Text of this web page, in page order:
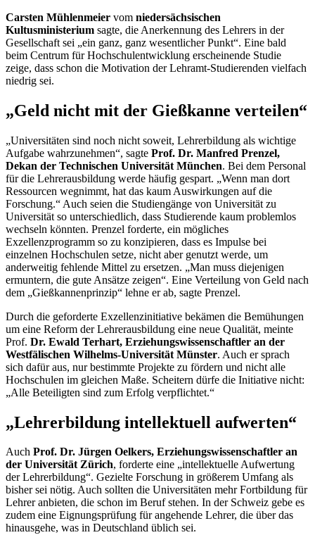
Carsten Mühlenmeier vom niedersächsischen
Kultusministerium sagte, die Anerkennung des Lehrers in der
Gesellschaft sei „ein ganz, ganz wesentlicher Punkt“. Eine bald
beim Centrum für Hochschulentwicklung erscheinende Studie
zeige, dass schon die Motivation der Lehramt-Studierenden vielfach
niedrig sei.
„Geld nicht mit der Gießkanne verteilen“
„Universitäten sind noch nicht soweit, Lehrerbildung als wichtige
Aufgabe wahrzunehmen“, sagte Prof. Dr. Manfred Prenzel,
Dekan der Technischen Universität München. Bei dem Personal
für die Lehrerausbildung werde häufig gespart. „Wenn man dort
Ressourcen wegnimmt, hat das kaum Auswirkungen auf die
Forschung.“ Auch seien die Studiengänge von Universität zu
Universität so unterschiedlich, dass Studierende kaum problemlos
wechseln könnten. Prenzel forderte, ein mögliches
Exzellenzprogramm so zu konzipieren, dass es Impulse bei
einzelnen Hochschulen setze, nicht aber genutzt werde, um
anderweitig fehlende Mittel zu ersetzen. „Man muss diejenigen
ermuntern, die gute Ansätze zeigen“. Eine Verteilung von Geld nach
dem „Gießkannenprinzip“ lehne er ab, sagte Prenzel.
Durch die geforderte Exzellenzinitiative bekämen die Bemühungen
um eine Reform der Lehrerausbildung eine neue Qualität, meinte
Prof. Dr. Ewald Terhart, Erziehungswissenschaftler an der
Westfälischen Wilhelms-Universität Münster. Auch er sprach
sich dafür aus, nur bestimmte Projekte zu fördern und nicht alle
Hochschulen im gleichen Maße. Scheitern dürfe die Initiative nicht:
„Alle Beteiligten sind zum Erfolg verpflichtet.“
„Lehrerbildung intellektuell aufwerten“
Auch Prof. Dr. Jürgen Oelkers, Erziehungswissenschaftler an
der Universität Zürich, forderte eine „intellektuelle Aufwertung
der Lehrerbildung“. Gezielte Forschung in größerem Umfang als
bisher sei nötig. Auch sollten die Universitäten mehr Fortbildung für
Lehrer anbieten, die schon im Beruf stehen. In der Schweiz gebe es
zudem eine Eignungsprüfung für angehende Lehrer, die über das
hinausgehe, was in Deutschland üblich sei.